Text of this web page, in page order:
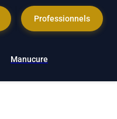
Professionnels
Manucure